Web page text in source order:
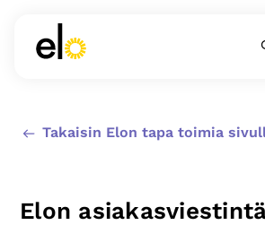
Takaisin Elon tapa toimia
Elon